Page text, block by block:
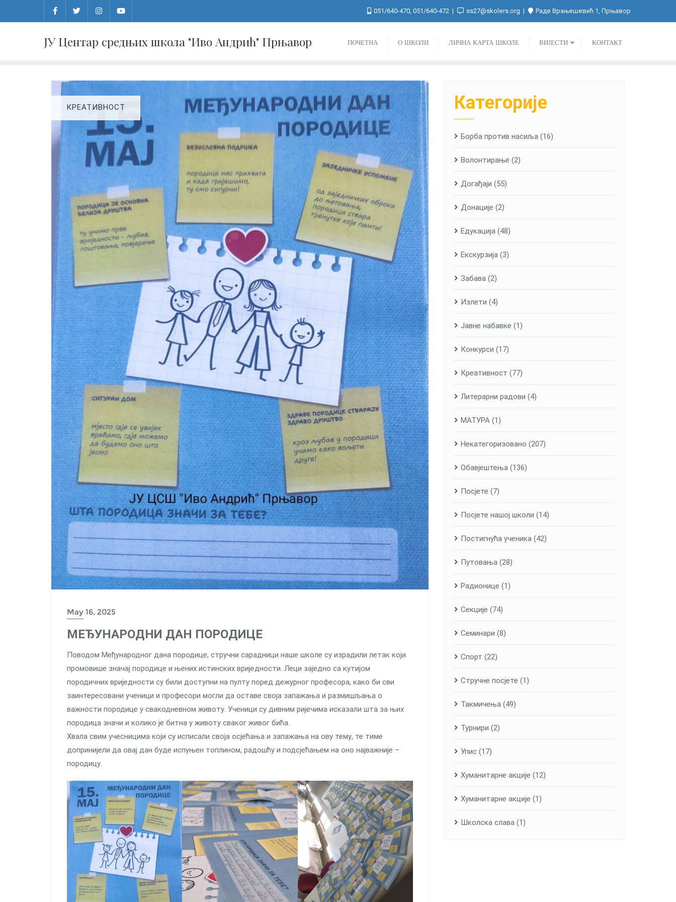
051/640-470, 051/640-472 ss27@skolers.org Раде Врањешевић 1, Прњавор
ЈУ Центар средњих школа "Иво Андрић" Прњавор ПОЧЕТНА О ШКОЛИ ЛИЧНА КАРТА ШКОЛЕ ВИЈЕСТИ КОНТАКТ
КРЕАТИВНОСТ
May 16, 2025
МЕЂУНАРОДНИ ДАН ПОРОДИЦЕ
Поводом Међународног дана породице, стручни сарадници наше школе су израдили летак који
промовише значај породице и њених истинских вриједности. Леци заједно са кутијом
породичних вриједности су били доступни на пулту поред дежурног професора, како би сви
заинтересовани ученици и професори могли да оставе своја запажања и размишљања о
важности породице у свакодневном животу. Ученици су дивним ријечима исказали шта за њих
породица значи и колико је битна у животу сваког живог бића.
Хвала свим учесницима који су исписали своја осјећања и запажања на ову тему, те тиме
допринијели да овај дан буде испуњен топлином, радошћу и подсјећањем на оно најважније –
породицу.
Категорије
Борба против насиља (16)
Волонтирање (2)
Догађаји (55)
Донације (2)
Едукација (48)
Екскурзија (3)
Забава (2)
Излети (4)
Јавне набавке (1)
Конкурси (17)
Креативност (77)
Литерарни радови (4)
МАТУРА (1)
Некатегоризовано (207)
Обавјештења (136)
Посјете (7)
Посјете нашој школи (14)
Постигнућа ученика (42)
Путовања (28)
Радионице (1)
Секције (74)
Семинари (8)
Спорт (22)
Стручне посјете (1)
Такмичења (49)
Турнири (2)
Упис (17)
Хуманитарне aкције (12)
Хуманитарне акције (1)
Школска слава (1)